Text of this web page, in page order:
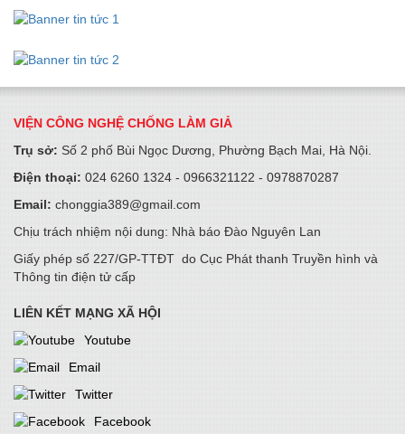
dục tài chính đến hơn 490 trường học trên cả nước
Tiếp tục phát động cuộc thi Samsung Solve For Tomorrow
15/05/2026
Không chỉ bảo hiểm tương lai - Prudential Việt Nam còn dạy
trẻ “tự chủ tài chính” từ hôm nay
Tận dụng nguồn lực thúc đẩy tăng trưởng xanh
5G & Internet tốc độ cao thúc đẩy công nghiệp CNTT, AI cho
VIỆN CÔNG NGHỆ CHỐNG LÀM GIẢ
Trụ sở: Số 2 phố Bùi Ngọc Dương, Phường Bạch Mai, Hà Nội.
Điện thoại: 024 6260 1324 - 0966321122 - 0978870287
Email: chonggia389@gmail.com
Chịu trách nhiệm nội dung: Nhà báo Đào Nguyên Lan
Giấy phép số 227/GP-TTĐT do Cục Phát thanh Truyền hình và
Thông tin điện tử cấp
LIÊN KẾT MẠNG XÃ HỘI
Youtube
Email
Twitter
Facebook